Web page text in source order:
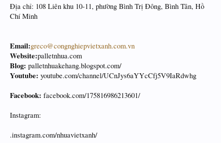
Địa chỉ: 108 Liên khu 10-11, phường Bình Trị Đông, Bình Tân, Hồ
Chí Minh
Email:greco@congnghiepvietxanh.com.vn
Website:palletnhua.com
Blog: palletnhuakehang.blogspot.com/
Youtube: youtube.com/channel/UCnJys6aYYcCfj5V9IaRdwhg
Facebook: facebook.com/175816986213601/
Instagram:
.instagram.com/nhuavietxanh/